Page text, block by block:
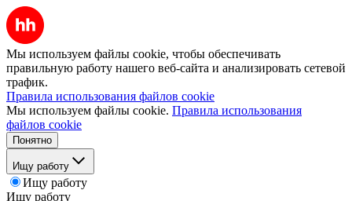
Мы используем файлы cookie, чтобы обеспечивать
правильную работу нашего веб-сайта и анализировать сетевой
трафик.
Правила использования файлов cookie
Мы используем файлы cookie. Правила использования
файлов cookie
Понятно
Ищу работу
Ищу работу
Ищу работу